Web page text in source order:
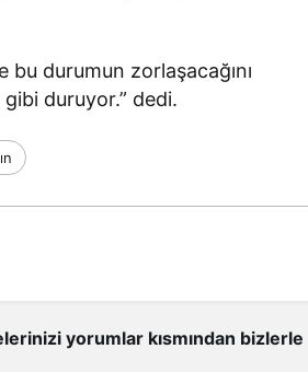
durumun zorlaşacağını
duruyor.” dedi.
yorumlar kısmından bizlerle